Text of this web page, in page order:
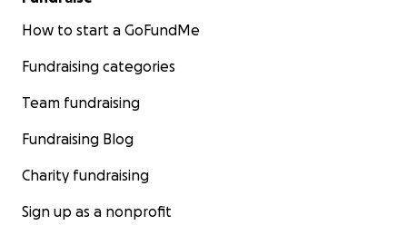
How to start a GoFundMe
Fundraising categories
Team fundraising
Fundraising Blog
Charity fundraising
Sign up as a nonprofit